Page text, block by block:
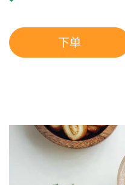
下单